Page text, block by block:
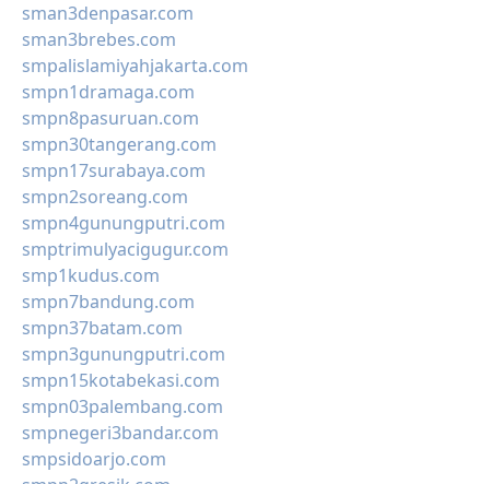
sman3denpasar.com
sman3brebes.com
smpalislamiyahjakarta.com
smpn1dramaga.com
smpn8pasuruan.com
smpn30tangerang.com
smpn17surabaya.com
smpn2soreang.com
smpn4gunungputri.com
smptrimulyacigugur.com
smp1kudus.com
smpn7bandung.com
smpn37batam.com
smpn3gunungputri.com
smpn15kotabekasi.com
smpn03palembang.com
smpnegeri3bandar.com
smpsidoarjo.com